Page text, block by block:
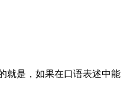
就是，如果在口语表述中能